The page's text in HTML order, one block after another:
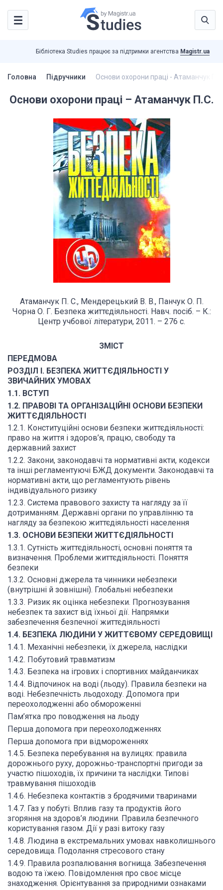
Бібліотека Studies працює за підтримки агентства Magistr.ua
Головна Підручники Основи охорони праці - Атаманчук П.С.
Основи охорони праці – Атаманчук П.С.
Атаманчук П. С., Мендерецький В. В., Панчук О. П.
Чорна О. Г. Безпека життєдіяльності. Навч. посіб. – К.:
Центр учбової літератури, 2011. – 276 с.
ЗМІСТ
ПЕРЕДМОВА
РОЗДІЛ І. БЕЗПЕКА ЖИТТЄДІЯЛЬНОСТІ У
ЗВИЧАЙНИХ УМОВАХ
1.1. ВСТУП
1.2. ПРАВОВІ ТА ОРГАНІЗАЦІЙНІ ОСНОВИ БЕЗПЕКИ
ЖИТТЄДІЯЛЬНОСТІ
1.2.1. Конституційні основи безпеки життєдіяльності:
право на життя і здоров’я, працю, свободу та
державний захист
1.2.2. Закони, законодавчі та нормативні акти, кодекси
та інші регламентуючі БЖД документи. Законодавчі та
нормативні акти, що регламентують рівень
індивідуального ризику
1.2.3. Система правового захисту та нагляду за її
дотриманням. Державні органи по управлінню та
нагляду за безпекою життєдіяльності населення
1.3. ОСНОВИ БЕЗПЕКИ ЖИТТЄДІЯЛЬНОСТІ
1.3.1. Сутність життєдіяльності, основні поняття та
визначення. Проблеми життєдіяльності. Поняття
безпеки
1.3.2. Основні джерела та чинники небезпеки
(внутрішні й зовнішні). Глобальні небезпеки
1.3.3. Ризик як оцінка небезпеки. Прогнозування
небезпек та захист від їхньої дії. Напрямки
забезпечення безпечної життєдіяльності
1.4. БЕЗПЕКА ЛЮДИНИ У ЖИТТЄВОМУ СЕРЕДОВИЩІ
1.4.1. Механічні небезпеки, їх джерела, наслідки
1.4.2. Побутовий травматизм
1.4.3. Безпека на ігрових і спортивних майданчиках
1.4.4. Відпочинок на воді (льоду). Правила безпеки на
воді. Небезпечність льодоходу. Допомога при
переохолодженні або обмороженні
Пам’ятка про поводження на льоду
Перша допомога при переохолодженнях
Перша допомога при відмороженнях
1.4.5. Безпека перебування на вулицях: правила
дорожнього руху, дорожньо-транспортні пригоди за
участю пішоходів, їх причини та наслідки. Типові
травмування пішоходів
1.4.6. Небезпека контактів з бродячими тваринами
1.4.7. Газ у побуті. Вплив газу та продуктів його
згоряння на здоров’я людини. Правила безпечного
користування газом. Дії у разі витоку газу
1.4.8. Людина в екстремальних умовах навколишнього
середовища. Подолання стресового стану
1.4.9. Правила розпалювання вогнища. Забезпечення
водою та їжею. Повідомлення про своє місце
знаходження. Орієнтування за природними ознаками